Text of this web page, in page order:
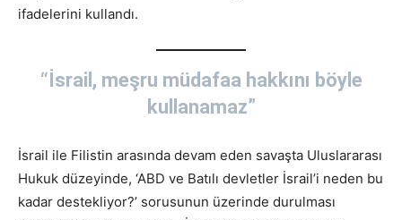
ifadelerini kullandı.
“İsrail, meşru müdafaa hakkını böyle
kullanamaz”
İsrail ile Filistin arasında devam eden savaşta Uluslararası
Hukuk düzeyinde, ‘ABD ve Batılı devletler İsrail’i neden bu
kadar destekliyor?’ sorusunun üzerinde durulması